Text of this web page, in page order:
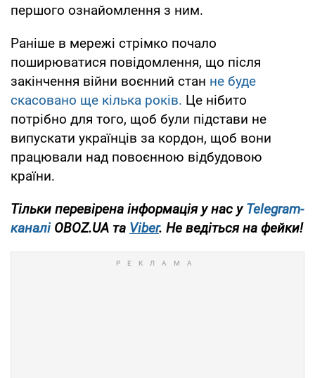
першого ознайомлення з ним.
Раніше в мережі стрімко почало
поширюватися повідомлення, що після
закінчення війни воєнний стан не буде
скасовано ще кілька років. Це нібито
потрібно для того, щоб були підстави не
випускати українців за кордон, щоб вони
працювали над повоєнною відбудовою
країни.
Тільки перевірена інформація у нас уTelegram-
каналіOBOZ.UA та Viber. Не ведіться на фейки!